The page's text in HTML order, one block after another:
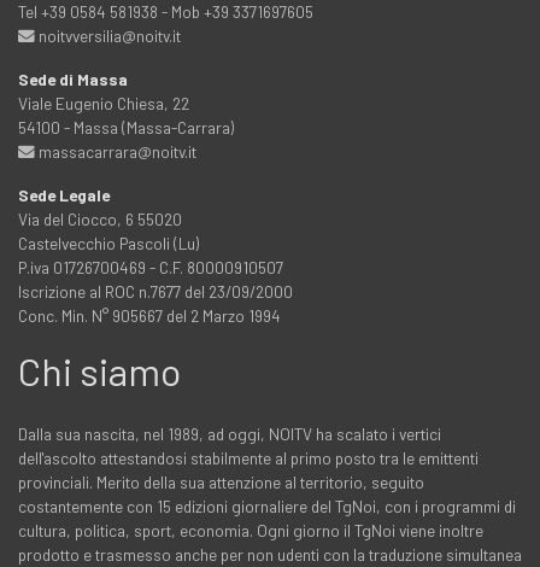
Tel +39 0584 581938 - Mob +39 3371697605
noitvversilia@noitv.it
Sede di Massa
Viale Eugenio Chiesa, 22
54100 - Massa (Massa-Carrara)
massacarrara@noitv.it
Sede Legale
Via del Ciocco, 6 55020
Castelvecchio Pascoli (Lu)
P.iva 01726700469 - C.F. 80000910507
Iscrizione al ROC n.7677 del 23/09/2000
Conc. Min. N° 905667 del 2 Marzo 1994
Chi siamo
Dalla sua nascita, nel 1989, ad oggi, NOITV ha scalato i vertici
dell'ascolto attestandosi stabilmente al primo posto tra le emittenti
provinciali. Merito della sua attenzione al territorio, seguito
costantemente con 15 edizioni giornaliere del TgNoi, con i programmi di
cultura, politica, sport, economia. Ogni giorno il TgNoi viene inoltre
prodotto e trasmesso anche per non udenti con la traduzione simultanea